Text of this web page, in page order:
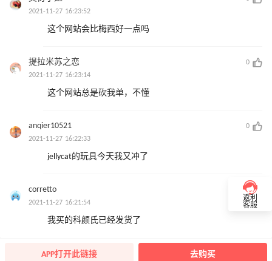
2021-11-27 16:23:52
这个网站会比梅西好一点吗
提拉米苏之恋
0
2021-11-27 16:23:14
这个网站总是砍我单，不懂
anqier10521
0
2021-11-27 16:22:33
jellycat的玩具今天我又冲了
corretto
0
2021-11-27 16:21:54
我买的科颜氏已经发货了
返利
客服
APP打开此链接 去购买